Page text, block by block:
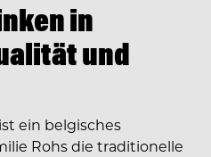
in
und
ein belgisches
Rohs die traditionelle